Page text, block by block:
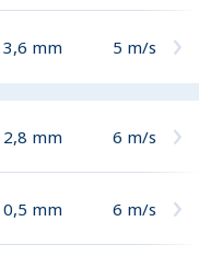
3,6 mm 5 m/s
2,8 mm 6 m/s
0,5 mm 6 m/s